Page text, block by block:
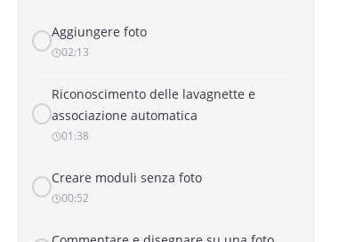
Aggiungere foto
02:13
Riconoscimento delle lavagnette e
associazione automatica
01:38
Creare moduli senza foto
00:52